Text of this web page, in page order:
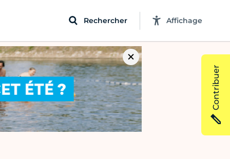
Rechercher Affichage
Contribuer